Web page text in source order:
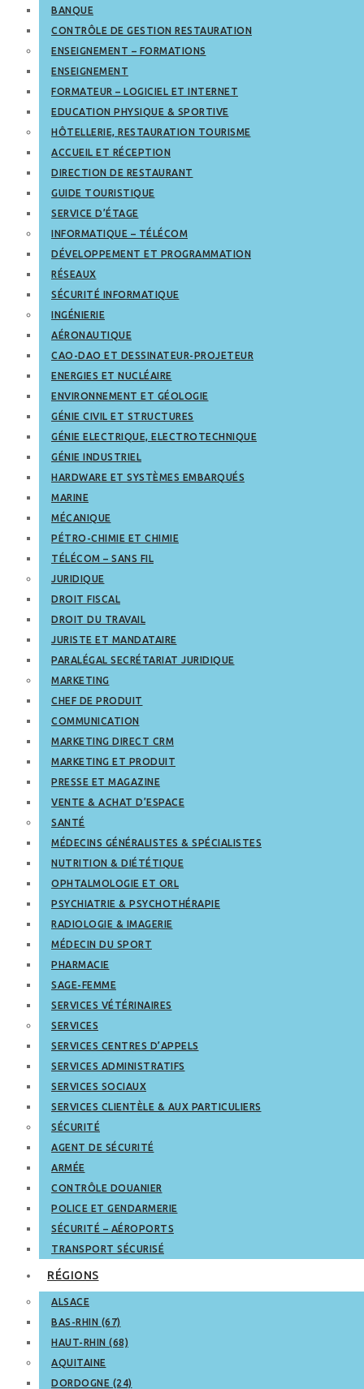
BANQUE
CONTRÔLE DE GESTION RESTAURATION
ENSEIGNEMENT – FORMATIONS
ENSEIGNEMENT
FORMATEUR – LOGICIEL ET INTERNET
EDUCATION PHYSIQUE & SPORTIVE
HÔTELLERIE, RESTAURATION TOURISME
ACCUEIL ET RÉCEPTION
DIRECTION DE RESTAURANT
GUIDE TOURISTIQUE
SERVICE D’ÉTAGE
INFORMATIQUE – TÉLÉCOM
DÉVELOPPEMENT ET PROGRAMMATION
RÉSEAUX
SÉCURITÉ INFORMATIQUE
INGÉNIERIE
AÉRONAUTIQUE
CAO-DAO ET DESSINATEUR-PROJETEUR
ENERGIES ET NUCLÉAIRE
ENVIRONNEMENT ET GÉOLOGIE
GÉNIE CIVIL ET STRUCTURES
GÉNIE ELECTRIQUE, ELECTROTECHNIQUE
GÉNIE INDUSTRIEL
HARDWARE ET SYSTÈMES EMBARQUÉS
MARINE
MÉCANIQUE
PÉTRO-CHIMIE ET CHIMIE
TÉLÉCOM – SANS FIL
JURIDIQUE
DROIT FISCAL
DROIT DU TRAVAIL
JURISTE ET MANDATAIRE
PARALÉGAL SECRÉTARIAT JURIDIQUE
MARKETING
CHEF DE PRODUIT
COMMUNICATION
MARKETING DIRECT CRM
MARKETING ET PRODUIT
PRESSE ET MAGAZINE
VENTE & ACHAT D’ESPACE
SANTÉ
MÉDECINS GÉNÉRALISTES & SPÉCIALISTES
NUTRITION & DIÉTÉTIQUE
OPHTALMOLOGIE ET ORL
PSYCHIATRIE & PSYCHOTHÉRAPIE
RADIOLOGIE & IMAGERIE
MÉDECIN DU SPORT
PHARMACIE
SAGE-FEMME
SERVICES VÉTÉRINAIRES
SERVICES
SERVICES CENTRES D’APPELS
SERVICES ADMINISTRATIFS
SERVICES SOCIAUX
SERVICES CLIENTÈLE & AUX PARTICULIERS
SÉCURITÉ
AGENT DE SÉCURITÉ
ARMÉE
CONTRÔLE DOUANIER
POLICE ET GENDARMERIE
SÉCURITÉ – AÉROPORTS
TRANSPORT SÉCURISÉ
RÉGIONS
ALSACE
BAS-RHIN (67)
HAUT-RHIN (68)
AQUITAINE
DORDOGNE (24)